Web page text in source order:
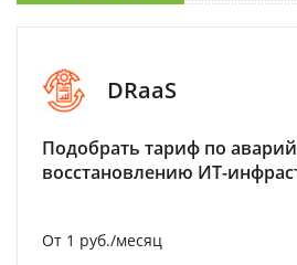
DRaaS
Подобрать тариф по
восстановлению ИТ-
От 1 руб./месяц